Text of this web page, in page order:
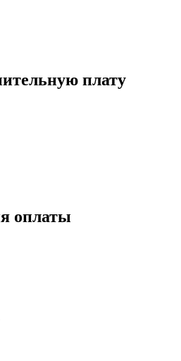
плату
оплаты